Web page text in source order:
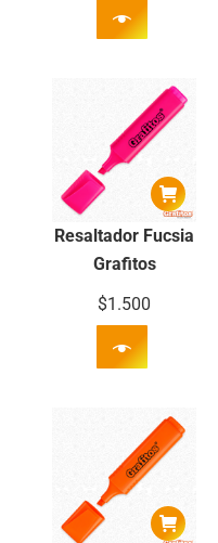
Resaltador Fucsia
Grafitos
$1.500